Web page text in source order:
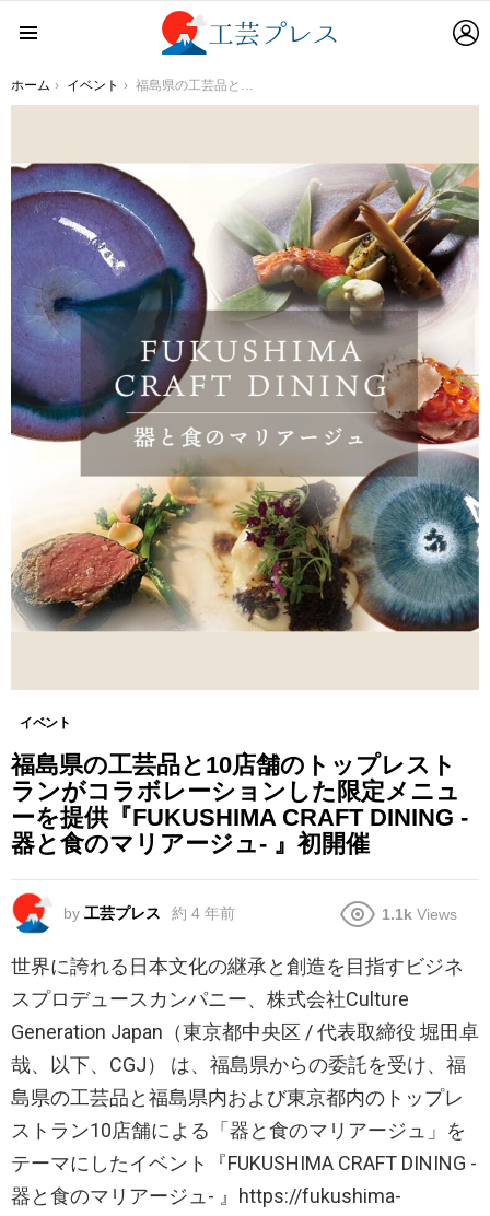
You are here:
ホーム イベント 福島県の工芸品と10店舗のトップレストランがコラボレーションした限定メニューを提供『FUKUSHIMA CRAFT DINING -器と食のマリアージュ- 』初開催
イベント
福島県の工芸品と10店舗のトップレスト
ランがコラボレーションした限定メニュ
ーを提供『FUKUSHIMA CRAFT DINING -
器と食のマリアージュ- 』初開催
by 工芸プレス 約 4 年前 1.1k Views
世界に誇れる日本文化の継承と創造を目指すビジネ
スプロデュースカンパニー、株式会社Culture
Generation Japan（東京都中央区 / 代表取締役 堀田卓
哉、以下、CGJ） は、福島県からの委託を受け、福
島県の工芸品と福島県内および東京都内のトップレ
ストラン10店舗による「器と食のマリアージュ」を
テーマにしたイベント『FUKUSHIMA CRAFT DINING -
器と食のマリアージュ- 』https://fukushima-